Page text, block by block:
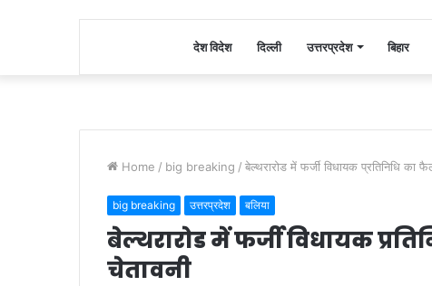
देश विदेश दिल्ली उत्तरप्रदेश बिहार
Home / big breaking / बेल्थरारोड में फर्जी विधायक प्रतिनिधि का
big breaking उत्तरप्रदेश बलिया
बेल्थरारोड में फर्जी विधायक
चेतावनी